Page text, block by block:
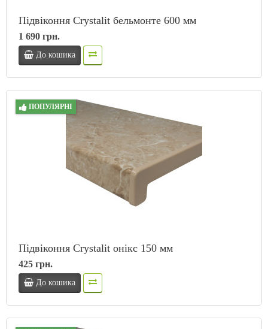
Підвіконня Crystalit бельмонте 600 мм
1 690 грн.
До кошика
ПОПУЛЯРНІ
Підвіконня Crystalit онікс 150 мм
425 грн.
До кошика